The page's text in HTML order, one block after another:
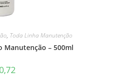
, Toda Linha Manutenção
Manutenção – 500ml